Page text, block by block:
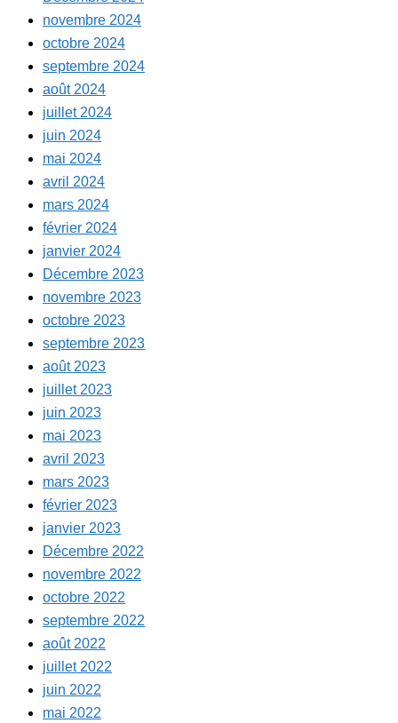
novembre 2024
octobre 2024
septembre 2024
août 2024
juillet 2024
juin 2024
mai 2024
avril 2024
mars 2024
février 2024
janvier 2024
Décembre 2023
novembre 2023
octobre 2023
septembre 2023
août 2023
juillet 2023
juin 2023
mai 2023
avril 2023
mars 2023
février 2023
janvier 2023
Décembre 2022
novembre 2022
octobre 2022
septembre 2022
août 2022
juillet 2022
juin 2022
mai 2022